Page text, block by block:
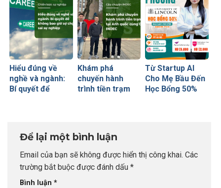
Hiểu đúng về
nghề và ngành:
Bí quyết để
Khám phá
chuyến hành
trình tiền trạm
Từ Startup AI
Cho Mẹ Bầu Đến
Học Bổng 50%
Để lại một bình luận
Email của bạn sẽ không được hiển thị công khai. Các
trường bắt buộc được đánh dấu *
Bình luận *